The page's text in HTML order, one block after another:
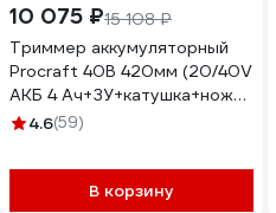
10 075 ₽15 108 ₽
Триммер аккумуляторный
Procraft 40В 420мм (20/40V
АКБ 4 Ач+ЗУ+катушка+нож
40Т) ATA40/BS
4.6(59)
В корзину